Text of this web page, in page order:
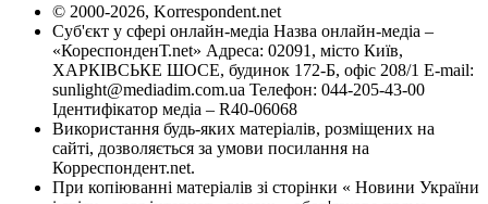
© 2000-2026, Korrespondent.net
Суб'єкт у сфері онлайн-медіа Назва онлайн-медіа –
«КореспонденТ.net» Адреса: 02091, місто Київ,
ХАРКІВСЬКЕ ШОСЕ, будинок 172-Б, офіс 208/1 E-mail:
sunlight@mediadim.com.ua Телефон: 044-205-43-00
Ідентифікатор медіа – R40-06068
Використання будь-яких матеріалів, розміщених на
сайті, дозволяється за умови посилання на
Корреспондент.net.
При копіюванні матеріалів зі сторінки « Новини України